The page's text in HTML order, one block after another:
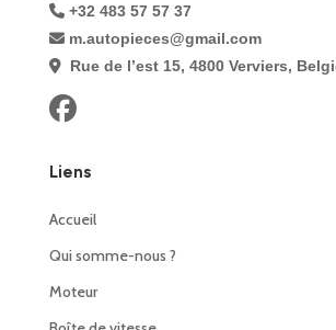
+32 483 57 57 37
m.autopieces@gmail.com
Rue de l’est 15, 4800 Verviers,
Liens
Accueil
Qui somme-nous ?
Moteur